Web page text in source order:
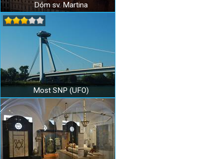
Dóm sv. Martina
Most SNP (UFO)